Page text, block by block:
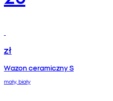
zł
Wazon ceramiczny S
mały, biały